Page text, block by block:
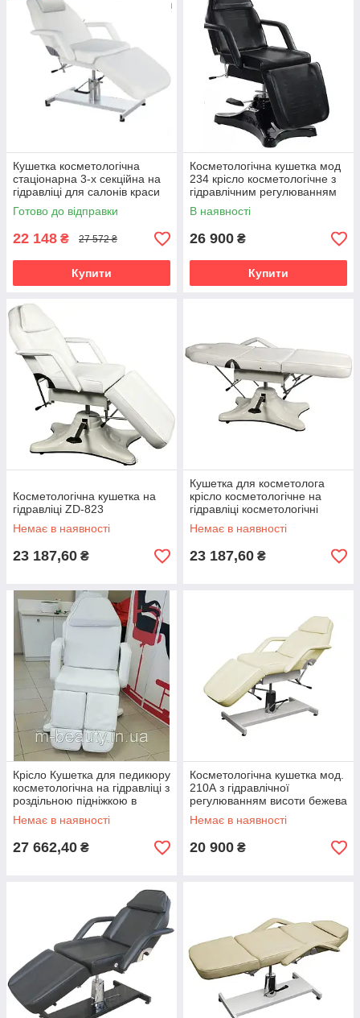
Кушетка косметологічна
стаціонарна 3-х секційна на
гідравліці для салонів краси
мод 2207
Готово до відправки
22 148 ₴ 27 572 ₴
Купити
Косметологічна кушетка мод
234 крісло косметологічне з
гідравлічним регулюванням
висоти для татуажу
В наявності
26 900 ₴
Купити
Косметологічна кушетка на
гідравліці ZD-823
Немає в наявності
23 187,60 ₴
Кушетка для косметолога
крісло косметологічне на
гідравліці косметологічні
крісла і кушетки на 3 секції
Немає в наявності
23 187,60 ₴
Крісло Кушетка для педикюру
косметологічна на гідравліці з
роздільною підніжкою в
білому кольорі ZD-823А
Немає в наявності
27 662,40 ₴
Косметологічна кушетка мод.
210А з гідравлічної
регулюванням висоти бежева
кушетка для косметолога
крісло
Немає в наявності
20 900 ₴